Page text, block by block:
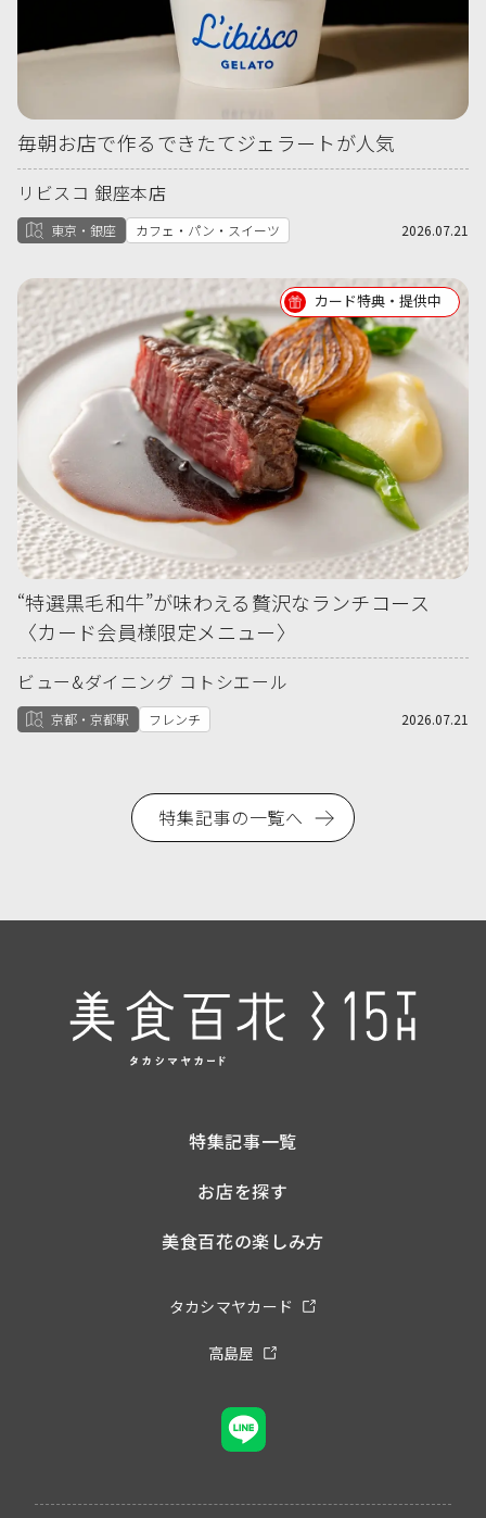
毎朝お店で作るできたてジェラートが人気
リビスコ 銀座本店
東京・銀座 カフェ・パン・スイーツ 2026.07.21
カード特典・提供中
“特選黒毛和牛”が味わえる贅沢なランチコース
〈カード会員様限定メニュー〉
ビュー&ダイニング コトシエール
京都・京都駅 フレンチ 2026.07.21
特集記事の一覧へ
特集記事一覧
お店を探す
美食百花の楽しみ方
タカシマヤカード
高島屋